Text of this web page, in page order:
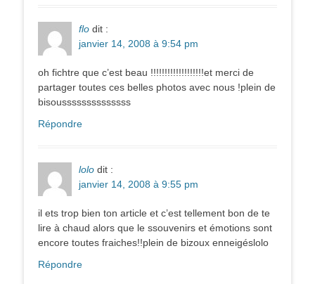
flo dit :
janvier 14, 2008 à 9:54 pm
oh fichtre que c’est beau !!!!!!!!!!!!!!!!!!!et merci de
partager toutes ces belles photos avec nous !plein de
bisoussssssssssssss
Répondre
lolo dit :
janvier 14, 2008 à 9:55 pm
il ets trop bien ton article et c’est tellement bon de te
lire à chaud alors que le ssouvenirs et émotions sont
encore toutes fraiches!!plein de bizoux enneigéslolo
Répondre